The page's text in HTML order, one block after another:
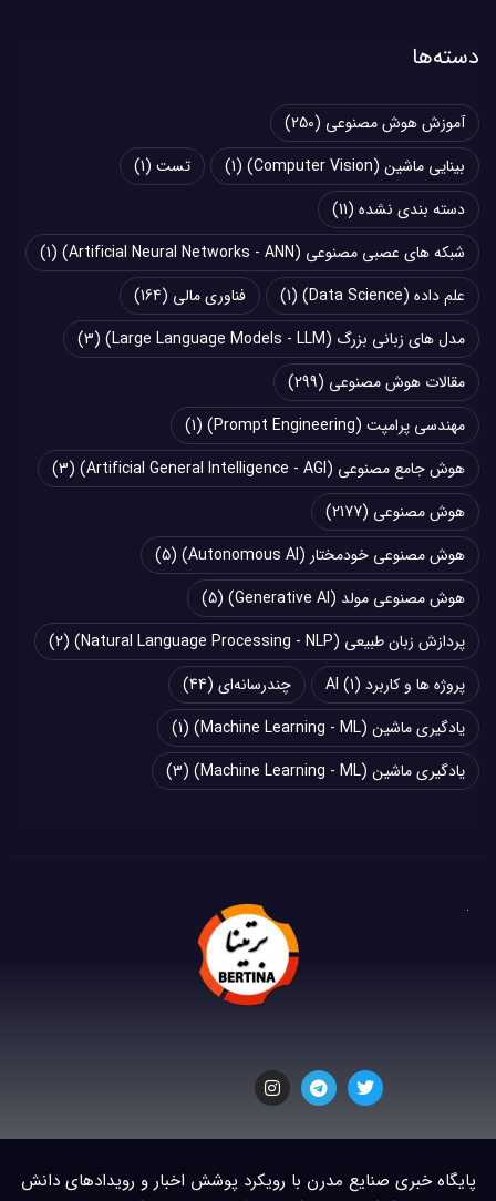
دسته‌ها
آموزش هوش مصنوعی (250)
بینایی ماشین (Computer Vision)
(1) تست (1)
دسته بندی نشده (11)
شبکه های عصبی مصنوعی (Artificial Neural Networks - ANN)
(1)
علم داده (Data Science)
(1) فناوری مالی (164)
مدل های زبانی بزرگ (Large Language Models - LLM)
(3)
مقالات هوش مصنوعی (299)
مهندسی پرامپت (Prompt Engineering)
(1)
هوش جامع مصنوعی (Artificial General Intelligence - AGI)
(3)
هوش مصنوعی (2177)
هوش مصنوعی خودمختار (Autonomous AI)
(5)
هوش مصنوعی مولد (Generative AI)
(5)
پردازش زبان طبیعی (Natural Language Processing - NLP)
(2)
پروژه ها و کاربرد AI (1) چند‌‌رسانه‌ای (44)
یادگیری ماشین (Machine Learning - ML)
(1)
یادگیری ماشین (Machine Learning - ML)
(3)
پایگاه خبری صنایع مدرن با رویکرد پوشش اخبار و رویدادهای دانش